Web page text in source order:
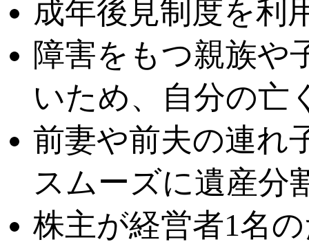
成年後見制度を利
障害をもつ親族や
いため、自分の亡
前妻や前夫の連れ
スムーズに遺産分
株主が経営者1名